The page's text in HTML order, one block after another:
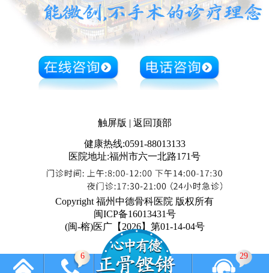
触屏版 | 返回顶部
健康热线:0591-88013133
医院地址:福州市六一北路171号
Copyright 福州中德骨科医院 版权所有
闽ICP备16013431号
(闽-榕)医广【2026】第01-14-04号
6 29